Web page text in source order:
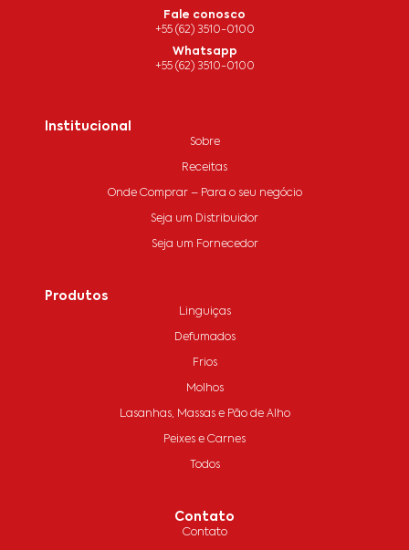
Fale conosco
+55 (62) 3510-0100
Whatsapp
+55 (62) 3510-0100
Institucional
Sobre
Receitas
Onde Comprar – Para o seu negócio
Seja um Distribuidor
Seja um Fornecedor
Produtos
Linguiças
Defumados
Frios
Molhos
Lasanhas, Massas e Pão de Alho
Peixes e Carnes
Todos
Contato
Contato